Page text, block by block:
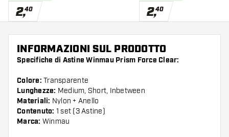
2,40 2,40
INFORMAZIONI SUL PRODOTTO
Specifiche di Astine Winmau Prism Force Clear:
Colore: Transparente
Lunghezze: Medium, Short, Inbetween
Materiali: Nylon + Anello
Contenuto: 1 set (3 Astine)
Marca: Winmau